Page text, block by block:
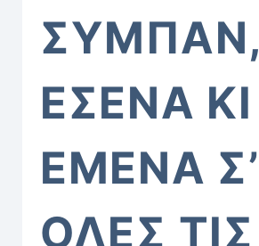
ΣΥΜΠΑΝ,
ΕΣΕΝΑ ΚΙ
ΕΜΕΝΑ Σ’
ΟΛΕΣ ΤΙΣ